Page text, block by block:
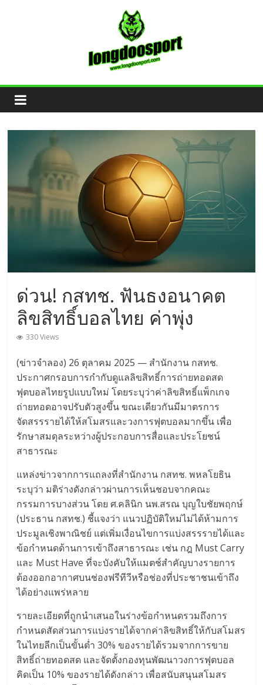
Longdoosport
เว็บ
แทง
บอล
ดี
บอล
ให้
เดิม
พัน
ต่อ
เนื่อง
ตลอด
ทั้ง
วัน
ด่วน! กสทช. ฟันธงอนาคต
ลิขสิทธิ์บอลไทย ค่าพุ่ง
330 Views
(ข่าวจำลอง) 26 ตุลาคม 2025 — สำนักงาน กสทช.
ประกาศกรอบการกำกับดูแลลิขสิทธิ์การถ่ายทอดสด
ฟุตบอลไทยรูปแบบใหม่ โดยระบุว่าค่าลิขสิทธิ์แพ็กเกจ
ถ่ายทอดอาจปรับตัวสูงขึ้น ขณะเดียวกันมีมาตรการ
จัดสรรรายได้ให้สโมสรและวงการฟุตบอลมากขึ้น เพื่อ
รักษาสมดุลระหว่างผู้ประกอบการสื่อและประโยชน์
สาธารณะ
แหล่งข่าวจากการแถลงที่สำนักงาน กสทช. พหลโยธิน
ระบุว่า มติร่างดังกล่าวผ่านการเห็นชอบจากคณะ
กรรมการบางส่วน โดย ศ.คลินิก นพ.สรณ บุญใบชัยพฤกษ์
(ประธาน กสทช.) ชี้แจงว่า แนวปฏิบัติใหม่ไม่ได้ห้ามการ
ประมูลเชิงพาณิชย์ แต่เพิ่มเงื่อนไขการแบ่งสรรรายได้และ
ข้อกำหนดด้านการเข้าถึงสาธารณะ เช่น กฎ Must Carry
และ Must Have ที่จะบังคับให้แมตช์สำคัญบางรายการ
ต้องออกอากาศบนช่องฟรีทีวีหรือช่องที่ประชาชนเข้าถึง
ได้อย่างแพร่หลาย
รายละเอียดที่ถูกนำเสนอในร่างข้อกำหนดรวมถึงการ
กำหนดสัดส่วนการแบ่งรายได้จากค่าลิขสิทธิ์ให้กับสโมสร
ในไทยลีกเป็นขั้นต่ำ 30% ของรายได้รวมจากการขาย
สิทธิ์ถ่ายทอดสด และจัดตั้งกองทุนพัฒนาวงการฟุตบอล
คิดเป็น 10% ของรายได้ดังกล่าว เพื่อสนับสนุนสโมสร